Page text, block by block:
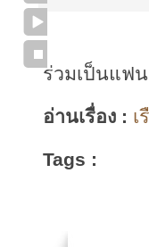
ร่วมเป็นแฟน
อ่านเรื่อง : เ
Tags :